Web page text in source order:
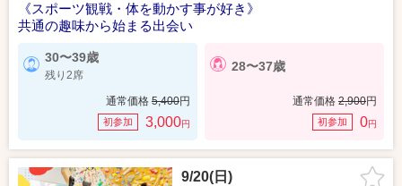
《スポーツ観戦・体を動かす事が好き》
共通の趣味から始まる出会い
30〜39歳
残り2席
通常価格 5,400円
初参加 3,000円
28〜37歳
通常価格 2,900円
初参加 0円
9/20(日)